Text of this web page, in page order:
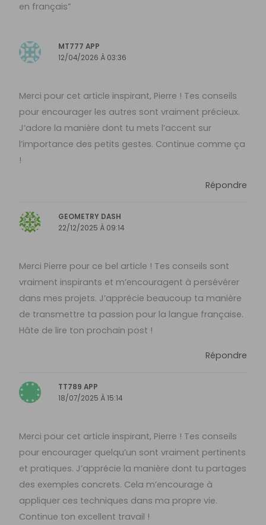
en français”
MT777 APP
12/04/2026 À 03:36
Merci pour cet article inspirant, Pierre ! Tes conseils
pour encourager les autres sont vraiment précieux.
J’adore la manière dont tu mets l’accent sur
l’importance des petits gestes. Continue comme ça
!
Répondre
GEOMETRY DASH
22/12/2025 À 09:14
Merci Pierre pour ce bel article ! Tes conseils sont
vraiment inspirants et m’encouragent à persévérer
dans mes projets. J’apprécie beaucoup ta manière
de transmettre ta passion pour la langue française.
Hâte de lire ton prochain post !
Répondre
TT789 APP
18/07/2025 À 15:14
Merci pour cet article inspirant, Pierre ! Tes conseils
pour encourager quelqu’un sont vraiment pertinents
et pratiques. J’apprécie la manière dont tu partages
des exemples concrets. Cela m’encourage à
appliquer ces techniques dans ma propre vie.
Continue ton excellent travail !